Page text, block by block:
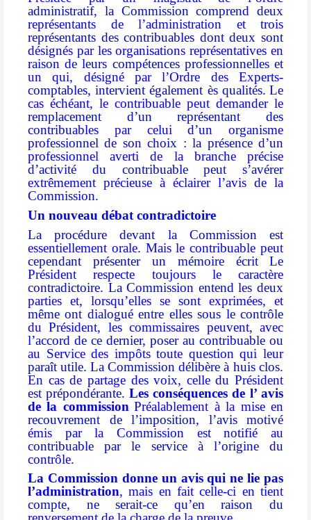
administratif, la Commission comprend deux
représentants de l’administration et trois
représentants des contribuables dont deux sont
désignés par les organisations représentatives en
raison de leurs compétences professionnelles et
un qui, désigné par l’Ordre des Experts-
comptables, intervient également ès qualités. Le
cas échéant, le contribuable peut demander le
remplacement d’un représentant des
contribuables par celui d’un organisme
professionnel de son choix : la présence d’un
professionnel averti de la branche précise
d’activité du contribuable peut s’avérer
extrêmement précieuse à éclairer l’avis de la
Commission.
Un nouveau débat contradictoire
La procédure devant la Commission est
essentiellement orale. Mais le contribuable peut
cependant présenter un mémoire écrit
Le
Président respecte toujours le caractère
contradictoire. La Commission entend les deux
parties et, lorsqu’elles se sont exprimées, et
même ont dialogué entre elles sous le contrôle
du Président, les commissaires peuvent, avec
l’accord de ce dernier, poser au contribuable ou
au Service des impôts toute question qui leur
paraît utile. La Commission délibère à huis clos.
En cas de partage des voix, celle du Président
est prépondérante. Les conséquences de l’ avis
de la commission Préalablement à la mise en
recouvrement de l’imposition, l’avis motivé
émis par la Commission est notifié au
contribuable par le service à l’origine du
contrôle.
La Commission donne un avis qui ne lie pas
l’administration, mais en fait celle-ci en tient
compte, ne serait-ce qu’en raison du